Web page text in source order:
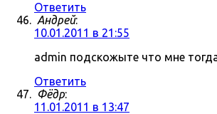
Ответить
Андрей:
10.01.2011 в 21:55
admin подскожыте что мне
Ответить
Фёдр:
11.01.2011 в 13:47